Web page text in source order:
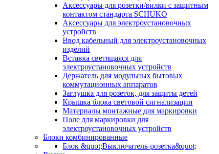
Аксессуары для розетки/вилки с защитным
контактом стандарта SCHUKO
Аксессуары для электроустановочных
устройств
Ввод кабельный для электроустановочных
изделий
Вставка светящаяся для
электроустановочных устройств
Держатель для модульных бытовых
коммутационных аппаратов
Заглушка для розеток, для защиты детей
Крышка блока световой сигнализации
Материалы монтажные для маркировки
Поле для маркировки для
электроустановочных устройств
Блоки комбинированные
Блок &quot;Выключатель-розетка&quot;